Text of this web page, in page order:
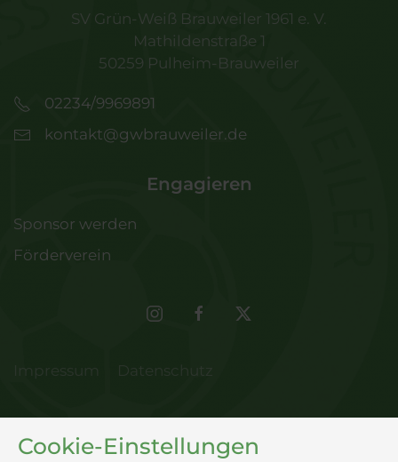
SV Grün-Weiß Brauweiler 1961 e. V.
Mathildenstraße 1
50259 Pulheim-Brauweiler
02234/9969891
kontakt@gwbrauweiler.de
Engagieren
Sponsor werden
Förderverein
Cookie-Einstellungen